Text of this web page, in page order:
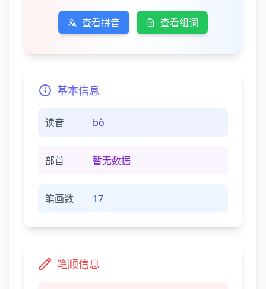
查看拼音 查看组词
基本信息
读音 bò
部首 暂无数据
笔画数 17
笔顺信息